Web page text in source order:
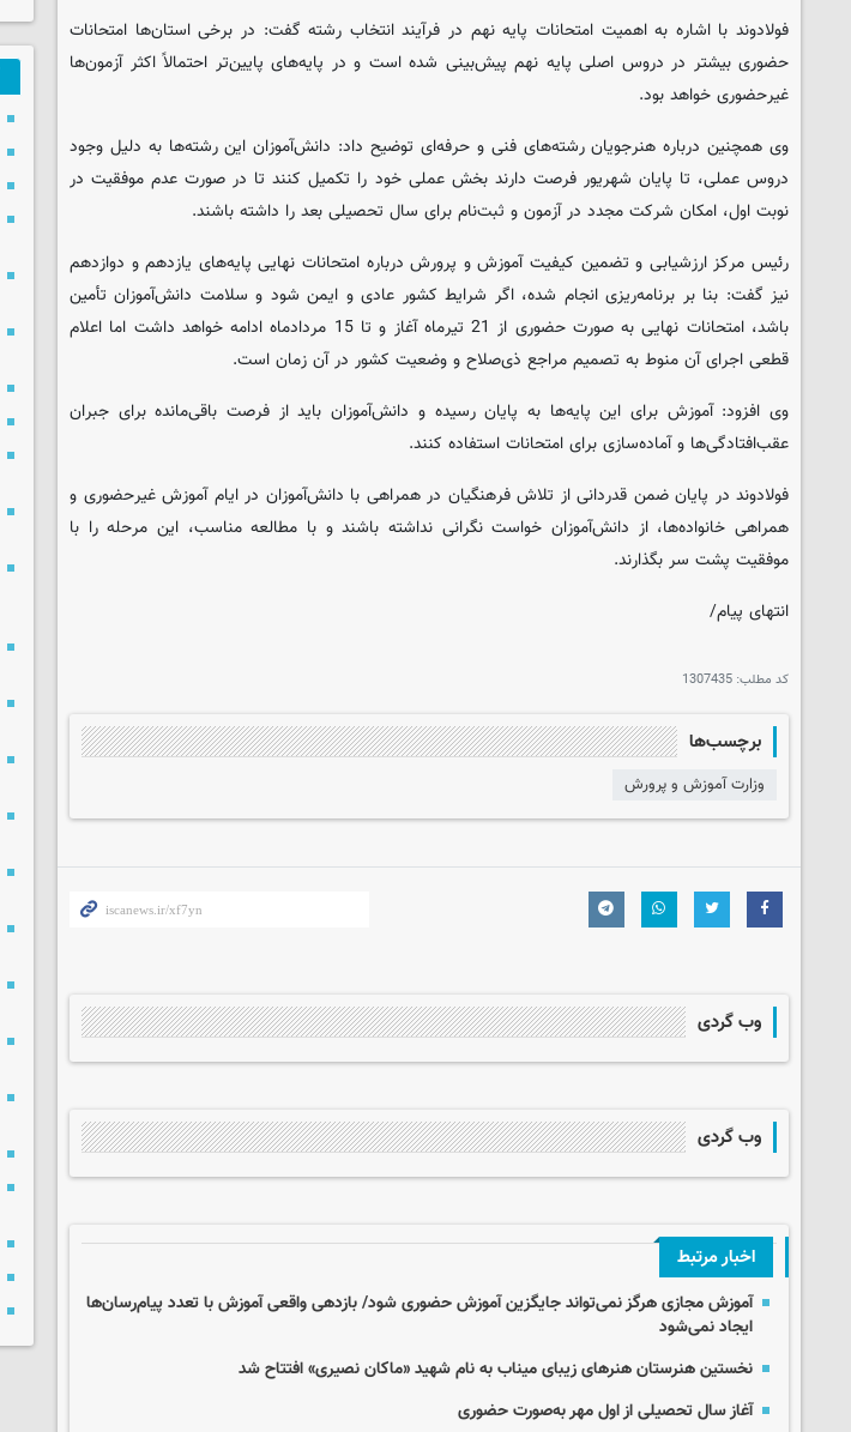
فولادوند با اشاره به اهمیت امتحانات پایه نهم در فرآیند انتخاب رشته گفت: در برخی استان‌ها امتحانات
حضوری بیشتر در دروس اصلی پایه نهم پیش‌بینی شده است و در پایه‌های پایین‌تر احتمالاً اکثر آزمون‌ها
غیرحضوری خواهد بود.
وی همچنین درباره هنرجویان رشته‌های فنی و حرفه‌ای توضیح داد: دانش‌آموزان این رشته‌ها به دلیل وجود
دروس عملی، تا پایان شهریور فرصت دارند بخش عملی خود را تکمیل کنند تا در صورت عدم موفقیت در
نوبت اول، امکان شرکت مجدد در آزمون و ثبت‌نام برای سال تحصیلی بعد را داشته باشند.
رئیس مرکز ارزشیابی و تضمین کیفیت آموزش و پرورش درباره امتحانات نهایی پایه‌های یازدهم و دوازدهم
نیز گفت: بنا بر برنامه‌ریزی انجام شده، اگر شرایط کشور عادی و ایمن شود و سلامت دانش‌آموزان تأمین
باشد، امتحانات نهایی به صورت حضوری از 21 تیرماه آغاز و تا 15 مردادماه ادامه خواهد داشت اما اعلام
قطعی اجرای آن منوط به تصمیم مراجع ذی‌صلاح و وضعیت کشور در آن زمان است.
وی افزود: آموزش برای این پایه‌ها به پایان رسیده و دانش‌آموزان باید از فرصت باقی‌مانده برای جبران
عقب‌افتادگی‌ها و آماده‌سازی برای امتحانات استفاده کنند.
فولادوند در پایان ضمن قدردانی از تلاش فرهنگیان در همراهی با دانش‌آموزان در ایام آموزش غیرحضوری و
همراهی خانواده‌ها، از دانش‌آموزان خواست نگرانی نداشته باشند و با مطالعه مناسب، این مرحله را با
موفقیت پشت سر بگذارند.
انتهای پیام/
کد مطلب: 1307435
برچسب‌ها
وزارت آموزش و پرورش
وب گردی
وب گردی
اخبار مرتبط
آموزش مجازی هرگز نمی‌تواند جایگزین آموزش حضوری شود/ بازدهی واقعی آموزش با تعدد پیام‌رسان‌ها
ایجاد نمی‌شود
نخستین هنرستان هنرهای زیبای میناب به نام شهید «ماکان نصیری» افتتاح شد
آغاز سال تحصیلی از اول مهر به‌صورت حضوری